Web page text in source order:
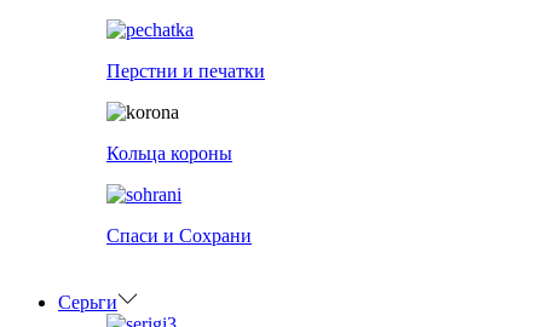
Перстни и печатки
Кольца короны
Спаси и Сохрани
Серьги